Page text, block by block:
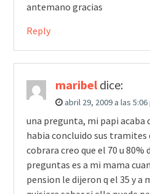
antemano gracias
Reply
maribel dice:
abril 29, 2009 a las 5:06
una pregunta, mi papi acaba
habia concluido sus tramites
cobrara creo que el 70 u 80%
preguntas es a mi mama
pension le dijeron q el 35 y a